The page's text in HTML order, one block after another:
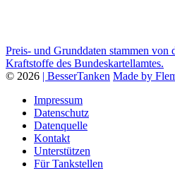
Preis- und Grunddaten stammen von
Kraftstoffe des Bundeskartellamtes.
© 2026 | BesserTanken Made by
Impressum
Datenschutz
Datenquelle
Kontakt
Unterstützen
Für Tankstellen